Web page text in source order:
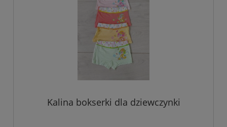
Kalina bokserki dla dziewczynki